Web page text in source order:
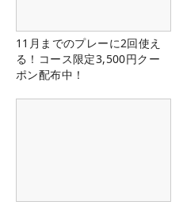
11月までのプレーに2回使え
る！コース限定3,500円クー
ポン配布中！